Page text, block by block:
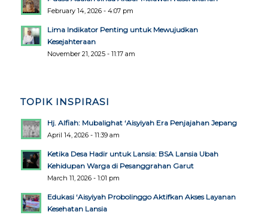
February 14, 2026 - 4:07 pm
Lima Indikator Penting untuk Mewujudkan
Kesejahteraan
November 21, 2025 - 11:17 am
TOPIK INSPIRASI
Hj. Alfiah: Mubalighat ‘Aisyiyah Era Penjajahan Jepang
April 14, 2026 - 11:39 am
Ketika Desa Hadir untuk Lansia: BSA Lansia Ubah
Kehidupan Warga di Pesanggrahan Garut
March 11, 2026 - 1:01 pm
Edukasi ‘Aisyiyah Probolinggo Aktifkan Akses Layanan
Kesehatan Lansia